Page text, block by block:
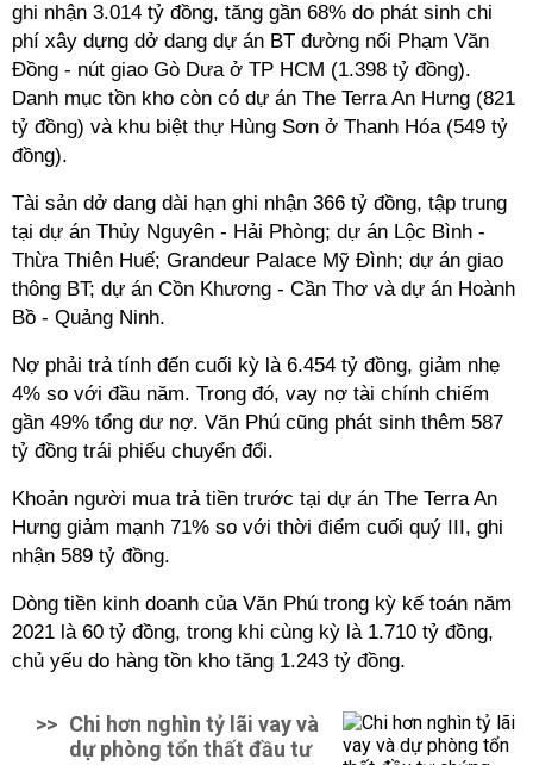
ghi nhận 3.014 tỷ đồng, tăng gần 68% do phát sinh chi
phí xây dựng dở dang dự án BT đường nối Phạm Văn
Đồng - nút giao Gò Dưa ở TP HCM (1.398 tỷ đồng).
Danh mục tồn kho còn có dự án The Terra An Hưng (821
tỷ đồng) và khu biệt thự Hùng Sơn ở Thanh Hóa (549 tỷ
đồng).
Tài sản dở dang dài hạn ghi nhận 366 tỷ đồng, tập trung
tại dự án Thủy Nguyên - Hải Phòng; dự án Lộc Bình -
Thừa Thiên Huế; Grandeur Palace Mỹ Đình; dự án giao
thông BT; dự án Cồn Khương - Cần Thơ và dự án Hoành
Bồ - Quảng Ninh.
Nợ phải trả tính đến cuối kỳ là 6.454 tỷ đồng, giảm nhẹ
4% so với đầu năm. Trong đó, vay nợ tài chính chiếm
gần 49% tổng dư nợ. Văn Phú cũng phát sinh thêm 587
tỷ đồng trái phiếu chuyển đổi.
Khoản người mua trả tiền trước tại dự án The Terra An
Hưng giảm mạnh 71% so với thời điểm cuối quý III, ghi
nhận 589 tỷ đồng.
Dòng tiền kinh doanh của Văn Phú trong kỳ kế toán năm
2021 là 60 tỷ đồng, trong khi cùng kỳ là 1.710 tỷ đồng,
chủ yếu do hàng tồn kho tăng 1.243 tỷ đồng.
>> Chi hơn nghìn tỷ lãi vay và
dự phòng tổn thất đầu tư